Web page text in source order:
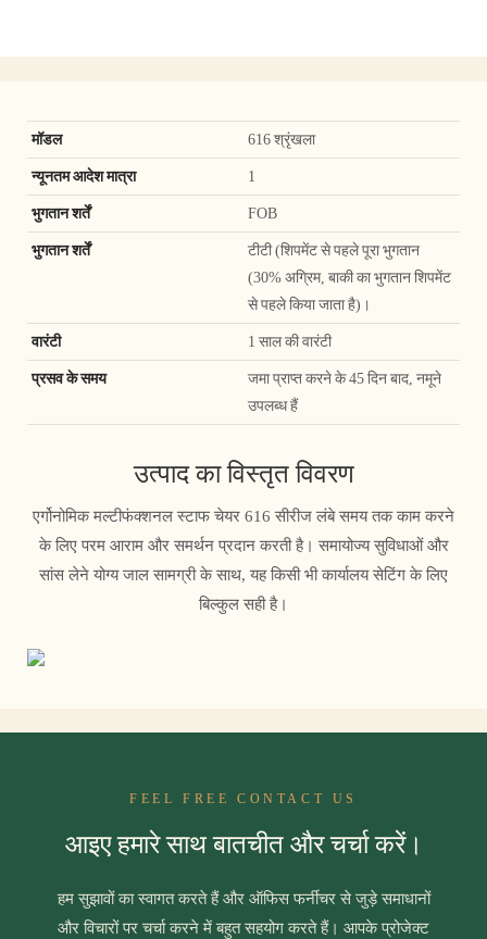
मॉडल 616 श्रृंखला
न्यूनतम आदेश मात्रा 1
भुगतान शर्तें FOB
भुगतान शर्तें
टीटी (शिपमेंट से पहले पूरा भुगतान
(30% अग्रिम, बाकी का भुगतान शिपमेंट
से पहले किया जाता है)।
वारंटी 1 साल की वारंटी
प्रसव के समय
जमा प्राप्त करने के 45 दिन बाद, नमूने
उपलब्ध हैं
उत्पाद का विस्तृत विवरण
एर्गोनोमिक मल्टीफंक्शनल स्टाफ चेयर 616 सीरीज लंबे समय तक काम करने
के लिए परम आराम और समर्थन प्रदान करती है। समायोज्य सुविधाओं और
सांस लेने योग्य जाल सामग्री के साथ, यह किसी भी कार्यालय सेटिंग के लिए
बिल्कुल सही है।
FEEL FREE CONTACT US
आइए हमारे साथ बातचीत और चर्चा करें।
हम सुझावों का स्वागत करते हैं और ऑफिस फर्नीचर से जुड़े समाधानों
और विचारों पर चर्चा करने में बहुत सहयोग करते हैं। आपके प्रोजेक्ट